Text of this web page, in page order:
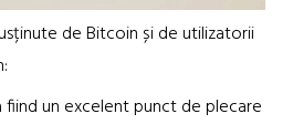
de Bitcoin și de utilizatorii
un excelent punct de plecare